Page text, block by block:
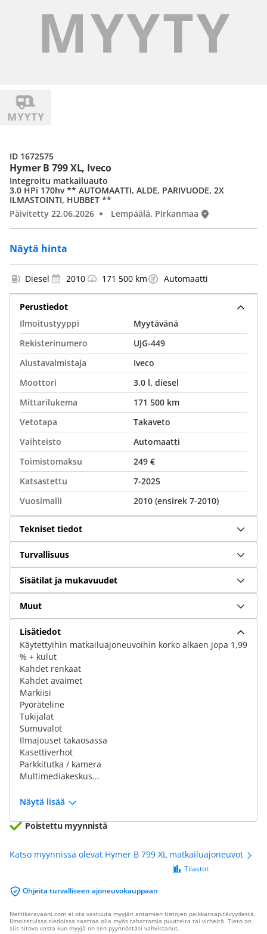
Hymer B 799 XL, Iveco
Näytä hinta
Integroitu matkailuauto
3.0 HPi 170hv ** AUTOMAATTI, ALDE, PARIVUODE, 2X
ILMASTOINTI, HUBBET **
Päivitetty 22.06.2026
Lempäälä, Pirkanmaa
ID 1672575
Diesel 2010 171 500 km Automaatti
Perustiedot
Ilmoitustyyppi
Myytävänä
Rekisterinumero
UJG-449
Alustavalmistaja
Iveco
Moottori
3.0 l, diesel
Mittarilukema
171 500 km
Vetotapa
Takaveto
Vaihteisto
Automaatti
Toimistomaksu
249 €
Katsastettu
7-2025
Vuosimalli
2010 (ensirek 7-2010)
Tekniset tiedot
Turvallisuus
Sisätilat ja mukavuudet
Muut
Lisätiedot
Käytettyihin matkailuajoneuvoihin korko alkaen jopa 1,99
% + kulut
Kahdet renkaat
Kahdet avaimet
Markiisi
Pyöräteline
Tukijalat
Sumuvalot
Ilmajouset takaosassa
Kasettiverhot
Parkkitutka / kamera
Multimediakeskus...
Näytä lisää
Poistettu myynnistä
Katso myynnissä olevat Hymer B 799 XL matkailuajoneuvot
Ohjeita turvalliseen ajoneuvokauppaan
Tilastot
Nettikaravaani.com ei ota vastuuta myyjän antamien tietojen paikkansapitävyydestä.
Ilmoitetuissa tiedoissa saattaa olla myös tahattomia puutteita tai virheitä. Tieto on
siis sitova vasta kun myyjä on sen pyynnöstäsi vahvistanut.